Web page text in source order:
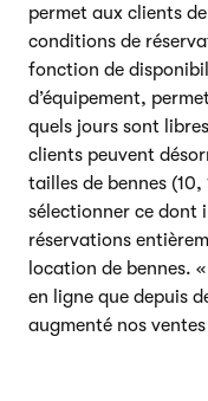
permet aux clients
conditions de
fonction de
d’équipement,
quels jours sont
clients peuvent
tailles de bennes
sélectionner ce dont
réservations
location de bennes.
en ligne que depuis
augmenté nos